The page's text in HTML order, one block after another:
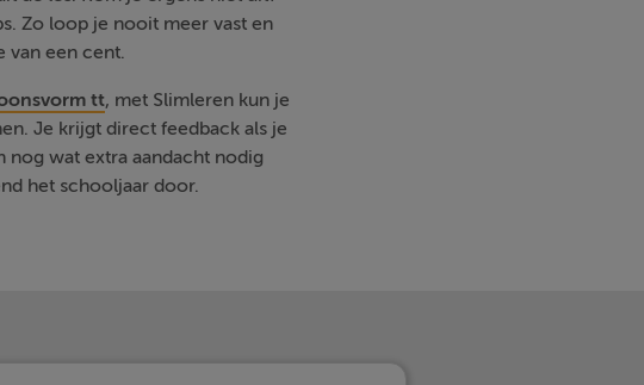
Zo loop je nooit meer vast en
van een cent.
tt, met Slimleren kun je
Je krijgt direct feedback als je
wat extra aandacht nodig
het schooljaar door.